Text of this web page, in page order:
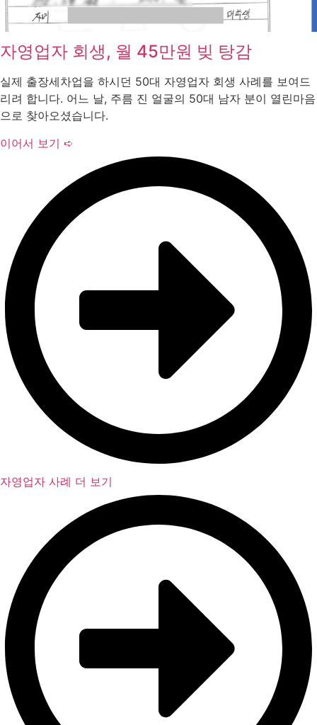
자영업자 회생, 월 45만원 빚 탕감
실제 출장세차업을 하시던 50대 자영업자 회생 사례를 보여드
리려 합니다. 어느 날, 주름 진 얼굴의 50대 남자 분이 열린마음
으로 찾아오셨습니다.
이어서 보기 ➪
자영업자 사례 더 보기